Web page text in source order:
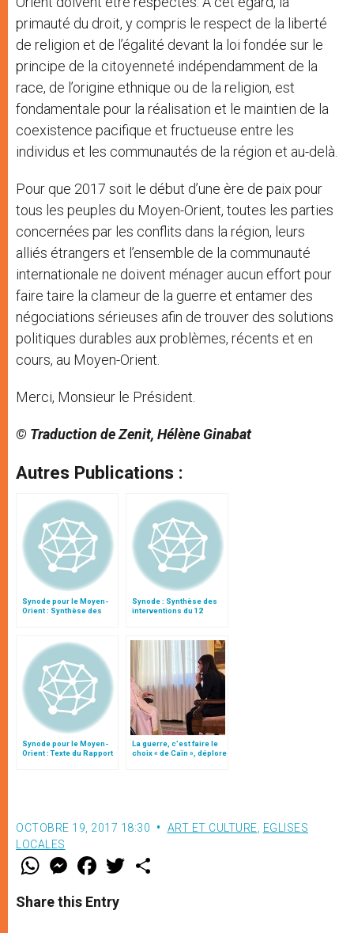
primauté du droit, y compris le respect de la liberté
de religion et de l’égalité devant la loi fondée sur le
principe de la citoyenneté indépendamment de la
race, de l’origine ethnique ou de la religion, est
fondamentale pour la réalisation et le maintien de la
coexistence pacifique et fructueuse entre les
individus et les communautés de la région et au-delà.
Pour que 2017 soit le début d’une ère de paix pour
tous les peuples du Moyen-Orient, toutes les parties
concernées par les conflits dans la région, leurs
alliés étrangers et l’ensemble de la communauté
internationale ne doivent ménager aucun effort pour
faire taire la clameur de la guerre et entamer des
négociations sérieuses afin de trouver des solutions
politiques durables aux problèmes, récents et en
cours, au Moyen-Orient.
Merci, Monsieur le Président.
© Traduction de Zenit, Hélène Ginabat
Autres Publications :
Synode pour le Moyen-
Orient : Synthèse des
Synode : Synthèse des
interventions du 12
octobre (matin)
Synode pour le Moyen-
Orient : Texte du Rapport
La guerre, c’est faire le
choix « de Caïn », déplore
OCTOBRE 19, 2017 18:30 ART ET CULTURE EGLISES
LOCALES
W
t
s
M
e
s
e
F
a
e
b
w
Share this Entry